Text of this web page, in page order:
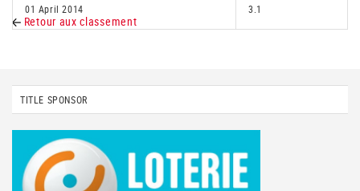
01 April 2014 3.1
Retour aux classement
TITLE SPONSOR